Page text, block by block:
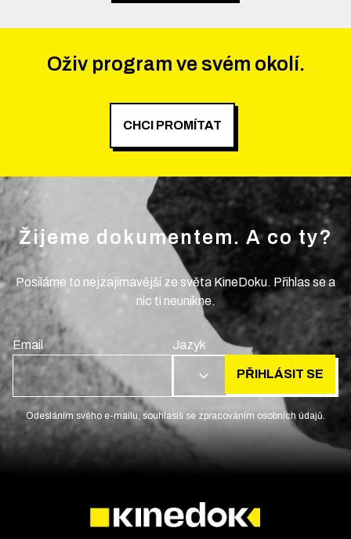
Oživ program ve svém okolí.
CHCI PROMÍTAT
Žijeme dokumentem. A co ty?
Posíláme to nejzajímavější ze světa KineDoku. Přihlas se a
nic ti neunikne.
Email Jazyk
CS PŘIHLÁSIT SE
Odesláním svého e-mailu, souhlasíš se zpracováním osobních údajů.